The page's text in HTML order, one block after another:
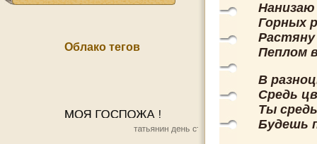
Облако тегов
Горных
Растяну
Пеплом
В
Средь
Ты
Будешь